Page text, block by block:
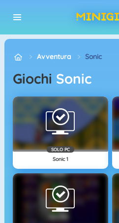
Avventura Sonic
Giochi Sonic
SOLO PC
Sonic 1